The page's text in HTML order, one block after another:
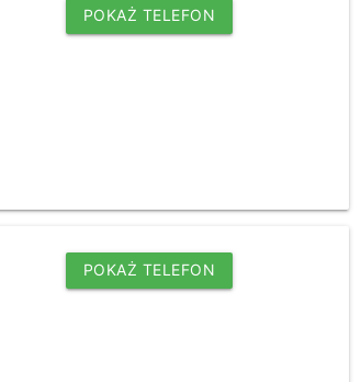
POKAŻ TELEFON
POKAŻ TELEFON